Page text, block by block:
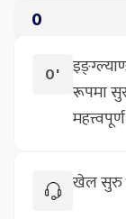
0
0'
रूपमा
खेल सुरु